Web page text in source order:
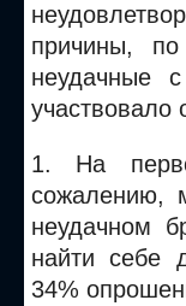
причины,
неудачные
1. На
сожалению,
неудачном
найти себе
34%